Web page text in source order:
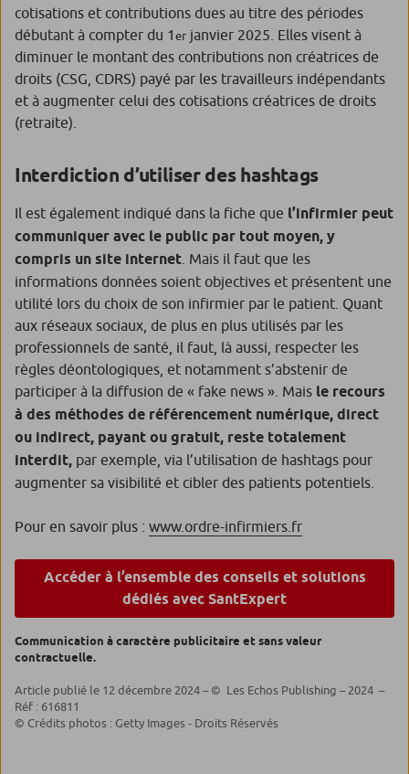
cotisations et contributions dues au titre des périodes
débutant à compter du 1er janvier 2025. Elles visent à
diminuer le montant des contributions non créatrices de
droits (CSG, CDRS) payé par les travailleurs indépendants
et à augmenter celui des cotisations créatrices de droits
(retraite).
Interdiction d’utiliser des hashtags
Il est également indiqué dans la fiche que l’infirmier peut
communiquer avec le public par tout moyen, y
compris un site internet . Mais il faut que les
informations données soient objectives et présentent une
utilité lors du choix de son infirmier par le patient. Quant
aux réseaux sociaux, de plus en plus utilisés par les
professionnels de santé, il faut, là aussi, respecter les
règles déontologiques, et notamment s’abstenir de
participer à la diffusion de « fake news ». Mais le recours
à des méthodes de référencement numérique, direct
ou indirect, payant ou gratuit, reste totalement
interdit, par exemple, via l’utilisation de hashtags pour
augmenter sa visibilité et cibler des patients potentiels.
Pour en savoir plus : www.ordre-infirmiers.fr
Accéder à l’ensemble des conseils et solutions
dédiés avec SantExpert
Communication à caractère publicitaire et sans valeur
contractuelle.
Article publié le 12 décembre 2024 – © Les Echos Publishing – 2024 –
Réf : 616811
© Crédits photos : Getty Images - Droits Réservés